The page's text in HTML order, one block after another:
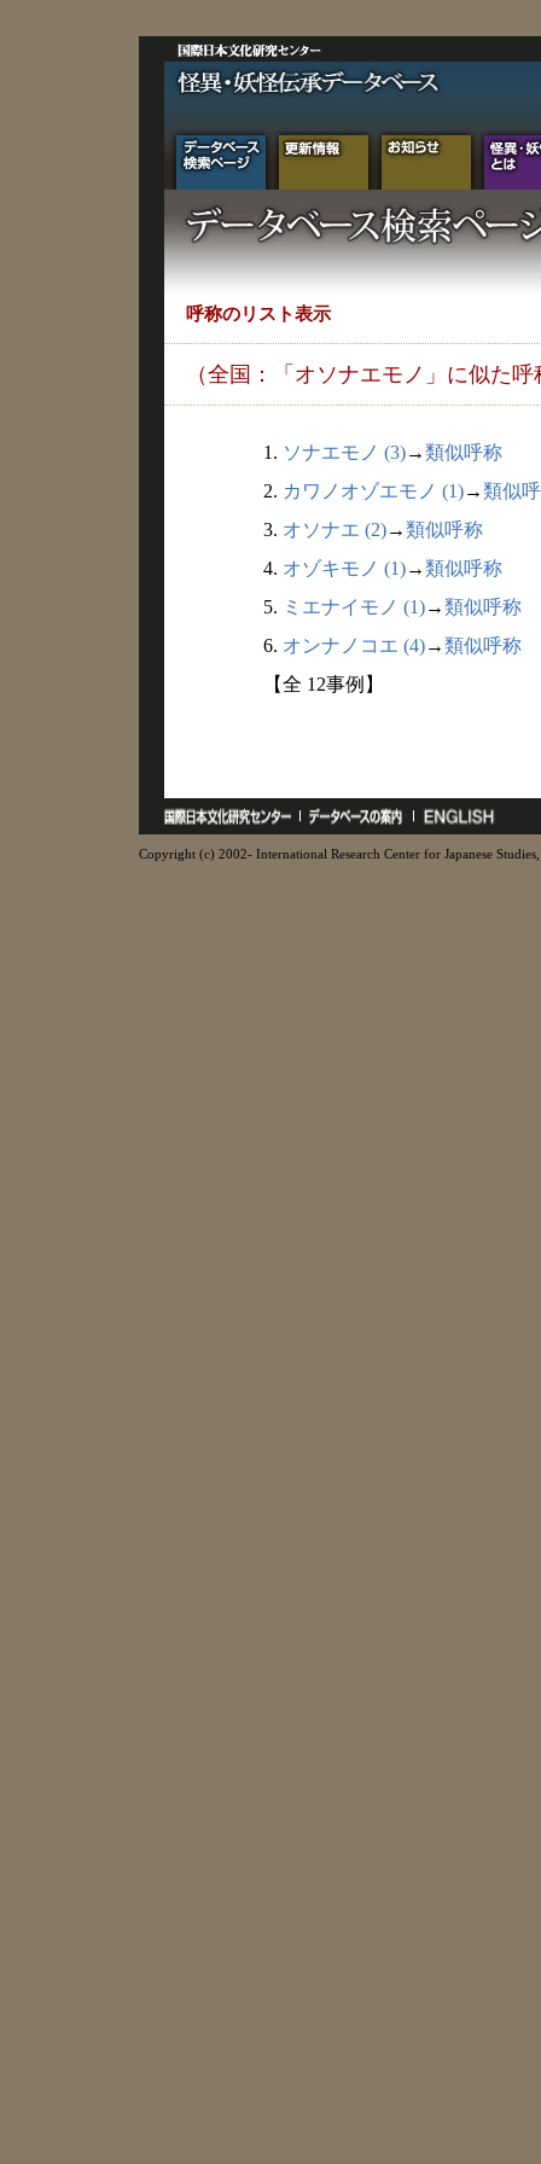
呼称のリスト表示
（全国：「オソナエモノ」に似た呼
1. ソナエモノ (3)→類似呼称
2. カワノオゾエモノ (1)→類似
3. オソナエ (2)→類似呼称
4. オゾキモノ (1)→類似呼称
5. ミエナイモノ (1)→類似呼称
6. オンナノコエ (4)→類似呼称
【全 12事例】
Copyright (c) 2002- International Research Center for Japanese